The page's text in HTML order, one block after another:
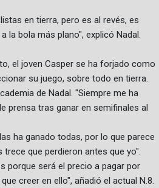
en tierra, pero es al revés, es
la bola más plano", explicó Nadal.
el joven Casper se ha forjado como
su juego, sobre todo en tierra.
de Nadal. "Siempre me ha
prensa tras ganar en semifinales al
ha ganado todas, por lo que parece
que perdieron antes que yo".
porque será el precio a pagar por
creer en ello", añadió el actual N.8.